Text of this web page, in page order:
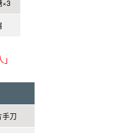
×3
手刀